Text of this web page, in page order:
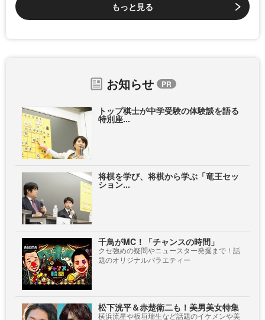
もっと見る
お知らせ
トップ棋士が中学受験の体験談を語る
特別座...
将棋を学び、将棋から学ぶ「竜王セッ
ション...
千鳥がMC！「チャンスの時間」
クセ強めの疑問やニュースター発掘まで！話
題のオリジナルバラエティー
松下洸平＆赤楚衛二も！美男美女特集
横浜流星や板垣瑞生など話題のイケメンや美